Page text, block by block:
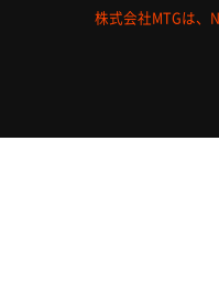
株式会社MTGは、